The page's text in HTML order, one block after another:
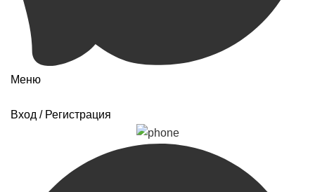
Меню
Вход / Регистрация